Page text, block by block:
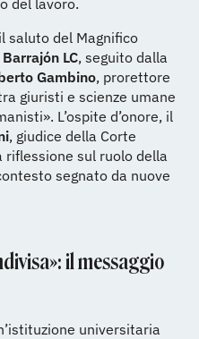
del lavoro.
saluto del Magnifico
LC, seguito dalla
Gambino, prorettore
giuristi e scienze umane
L’ospite d’onore, il
, giudice della Corte
riflessione sul ruolo della
segnato da nuove
il messaggio
universitaria